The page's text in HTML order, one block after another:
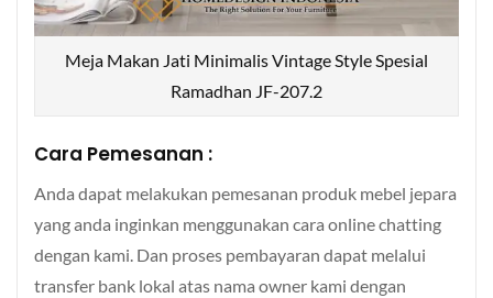
Meja Makan Jati Minimalis Vintage Style Spesial
Ramadhan JF-207.2
Cara Pemesanan :
Anda dapat melakukan pemesanan produk mebel jepara
yang anda inginkan menggunakan cara online chatting
dengan kami. Dan proses pembayaran dapat melalui
transfer bank lokal atas nama owner kami dengan